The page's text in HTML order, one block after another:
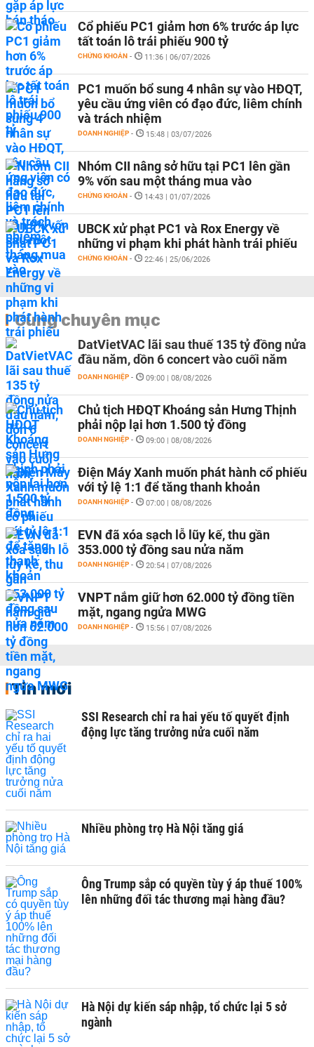
Cổ phiếu PC1 giảm hơn 6% trước áp lực
tất toán lô trái phiếu 900 tỷ
CHỨNG KHOÁN - 11:36 | 06/07/2026
PC1 muốn bổ sung 4 nhân sự vào HĐQT,
yêu cầu ứng viên có đạo đức, liêm chính
và trách nhiệm
DOANH NGHIỆP - 15:48 | 03/07/2026
Nhóm CII nâng sở hữu tại PC1 lên gần
9% vốn sau một tháng mua vào
CHỨNG KHOÁN - 14:43 | 01/07/2026
UBCK xử phạt PC1 và Rox Energy về
những vi phạm khi phát hành trái phiếu
CHỨNG KHOÁN - 22:46 | 25/06/2026
Cùng chuyên mục
DatVietVAC lãi sau thuế 135 tỷ đồng nửa
đầu năm, dồn 6 concert vào cuối năm
DOANH NGHIỆP - 09:00 | 08/08/2026
Chủ tịch HĐQT Khoáng sản Hưng Thịnh
phải nộp lại hơn 1.500 tỷ đồng
DOANH NGHIỆP - 09:00 | 08/08/2026
Điện Máy Xanh muốn phát hành cổ phiếu
với tỷ lệ 1:1 để tăng thanh khoản
DOANH NGHIỆP - 07:00 | 08/08/2026
EVN đã xóa sạch lỗ lũy kế, thu gần
353.000 tỷ đồng sau nửa năm
DOANH NGHIỆP - 20:54 | 07/08/2026
VNPT nắm giữ hơn 62.000 tỷ đồng tiền
mặt, ngang ngửa MWG
DOANH NGHIỆP - 15:56 | 07/08/2026
Tin mới
SSI Research chỉ ra hai yếu tố quyết định
động lực tăng trưởng nửa cuối năm
Nhiều phòng trọ Hà Nội tăng giá
Ông Trump sắp có quyền tùy ý áp thuế 100%
lên những đối tác thương mại hàng đầu?
Hà Nội dự kiến sáp nhập, tổ chức lại 5 sở
ngành